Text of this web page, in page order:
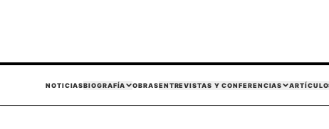
NOTICIASBIOGRAFÍA OBRASENTREVISTAS Y CONFERENCIAS